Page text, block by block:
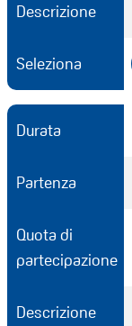
Descrizione
Seleziona
Durata
Partenza
Quota di
partecipazione
Descrizione